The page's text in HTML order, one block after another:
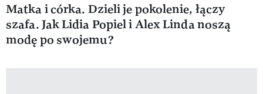
Matka i córka. Dzieli je pokolenie, łączy
szafa. Jak Lidia Popiel i Alex Linda noszą
modę po swojemu?